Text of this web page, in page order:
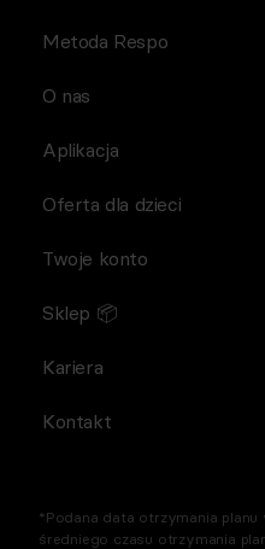
Metoda Respo
O nas
Aplikacja
Oferta dla dzieci
Twoje konto
Sklep 📦
Kariera
Kontakt
*Podana data otrzymania
średniego czasu otrzymania